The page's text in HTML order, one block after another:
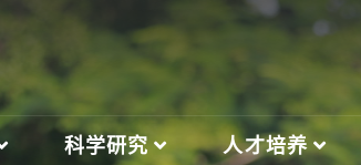
科学研究 人才培养